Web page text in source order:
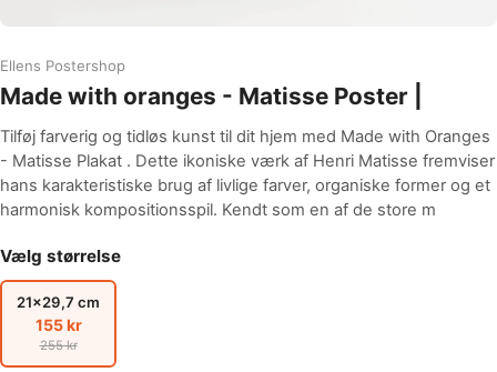
Ellens Postershop
Made with oranges - Matisse Poster |
Tilføj farverig og tidløs kunst til dit hjem med Made with Oranges
- Matisse Plakat . Dette ikoniske værk af Henri Matisse fremviser
hans karakteristiske brug af livlige farver, organiske former og et
harmonisk kompositionsspil. Kendt som en af de store m
Vælg størrelse
21x29,7 cm
155 kr
255 kr